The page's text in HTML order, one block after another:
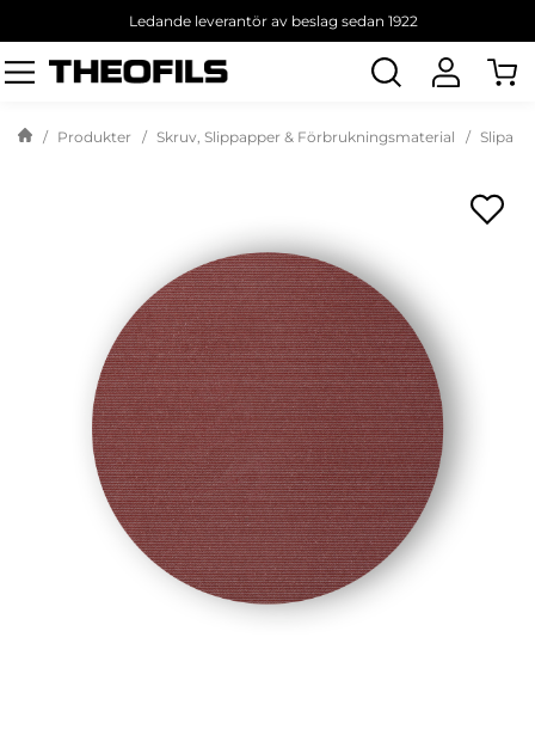
Ledande leverantör av beslag sedan 1922
Sök
produkt
Produkter Skruv, Slippapper & Förbrukningsmaterial Slipa &